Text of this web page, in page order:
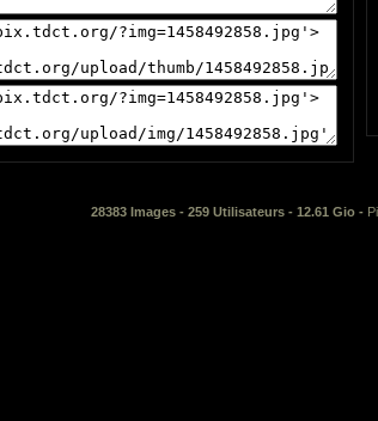
28383 Images - 259 Utilisateurs - 12.61 Gio -